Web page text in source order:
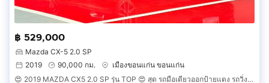
฿ 529,000
Mazda CX-5 2.0 SP
2019
90,000 กม.
เมืองขอนแก่น ขอนแก่น
😍 2019 MAZDA CX5 2.0 SP รุ่น TOP 😍 สุด รถมือเดียวออกป้ายแดง รถวิ่งน้อยเพียง 90,000 กม เข้าศูนย์ทุกระยะ รถไม่เคยมีอุบัติเหตุครับ